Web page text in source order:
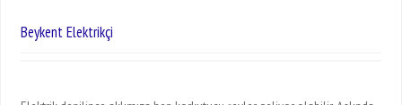
Beykent Elektrikçi